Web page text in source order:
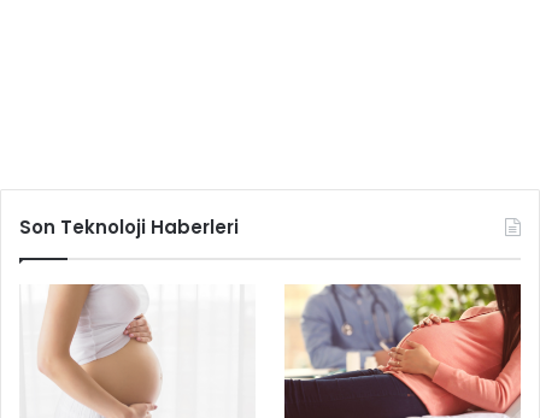
Son Teknoloji Haberleri